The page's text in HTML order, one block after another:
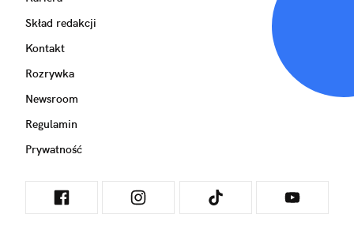
Skład redakcji
Kontakt
Rozrywka
Newsroom
Regulamin
Prywatność